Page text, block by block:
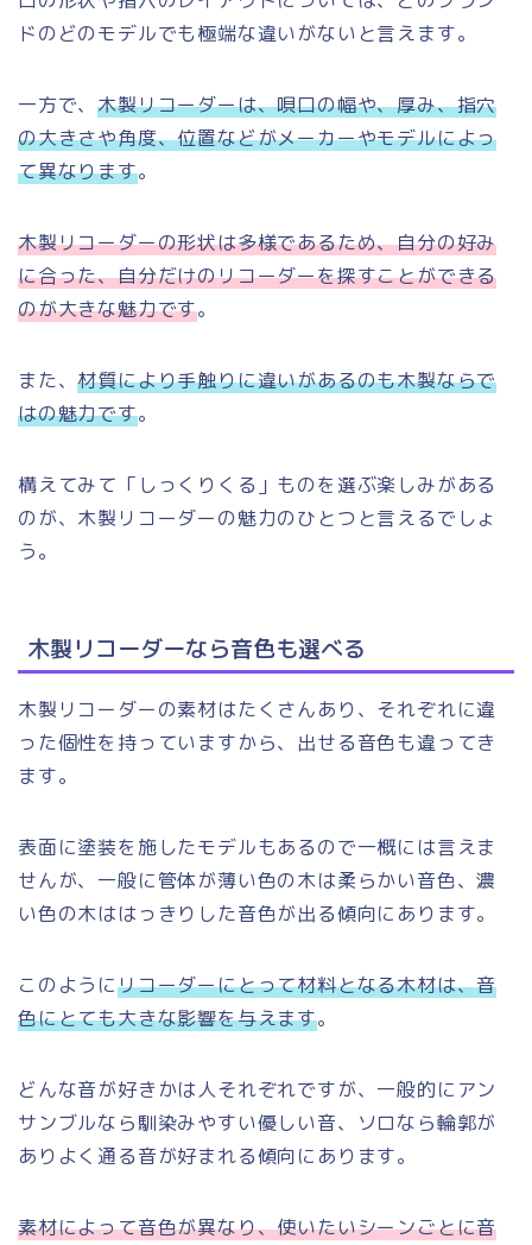
ドのどのモデルでも極端な違いがないと言えます。
一方で、木製リコーダーは、唄口の幅や、厚み、指穴
の大きさや角度、位置などがメーカーやモデルによっ
て異なります。
木製リコーダーの形状は多様であるため、自分の好み
に合った、自分だけのリコーダーを探すことができる
のが大きな魅力です。
また、材質により手触りに違いがあるのも木製ならで
はの魅力です。
構えてみて「しっくりくる」ものを選ぶ楽しみがある
のが、木製リコーダーの魅力のひとつと言えるでしょ
う。
木製リコーダーなら音色も選べる
木製リコーダーの素材はたくさんあり、それぞれに違
った個性を持っていますから、出せる音色も違ってき
ます。
表面に塗装を施したモデルもあるので一概には言えま
せんが、一般に管体が薄い色の木は柔らかい音色、濃
い色の木ははっきりした音色が出る傾向にあります。
このようにリコーダーにとって材料となる木材は、音
色にとても大きな影響を与えます。
どんな音が好きかは人それぞれですが、一般的にアン
サンブルなら馴染みやすい優しい音、ソロなら輪郭が
ありよく通る音が好まれる傾向にあります。
素材によって音色が異なり、使いたいシーンごとに音